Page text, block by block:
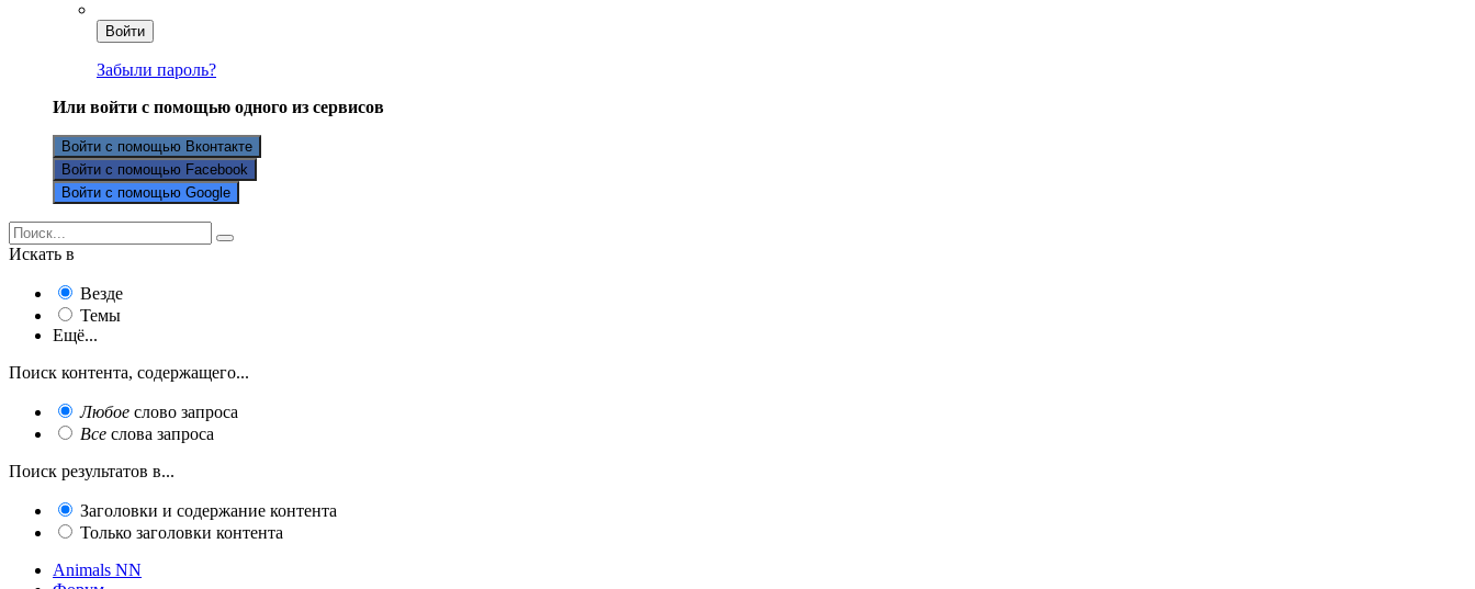
Войти
Забыли пароль?
Или войти с помощью одного из сервисов
Войти с помощью Вконтакте
Войти с помощью Facebook
Войти с помощью Google
Искать в
Везде
Темы
Ещё...
Поиск контента, содержащего...
Любое слово запроса
Все слова запроса
Поиск результатов в...
Заголовки и содержание контента
Только заголовки контента
Animals NN